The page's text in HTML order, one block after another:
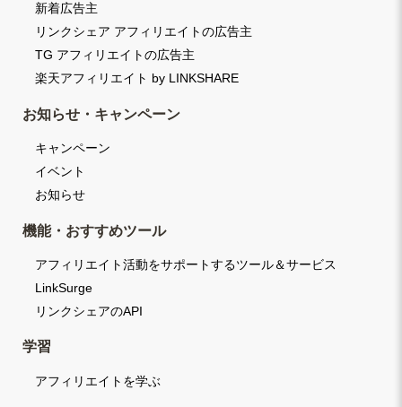
新着広告主
リンクシェア アフィリエイトの広告主
TG アフィリエイトの広告主
楽天アフィリエイト by LINKSHARE
お知らせ・キャンペーン
キャンペーン
イベント
お知らせ
機能・おすすめツール
アフィリエイト活動をサポートするツール＆サービス
LinkSurge
リンクシェアのAPI
学習
アフィリエイトを学ぶ